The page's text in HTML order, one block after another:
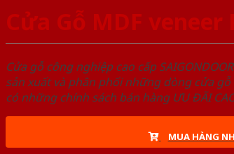
Cửa Gỗ MDF veneer
Cửa gỗ công nghiệp cao cấp
sản xuất và phân phối những dòng cửa
có những chính sách bán hàng ƯU ĐÃI
MUA HÀNG